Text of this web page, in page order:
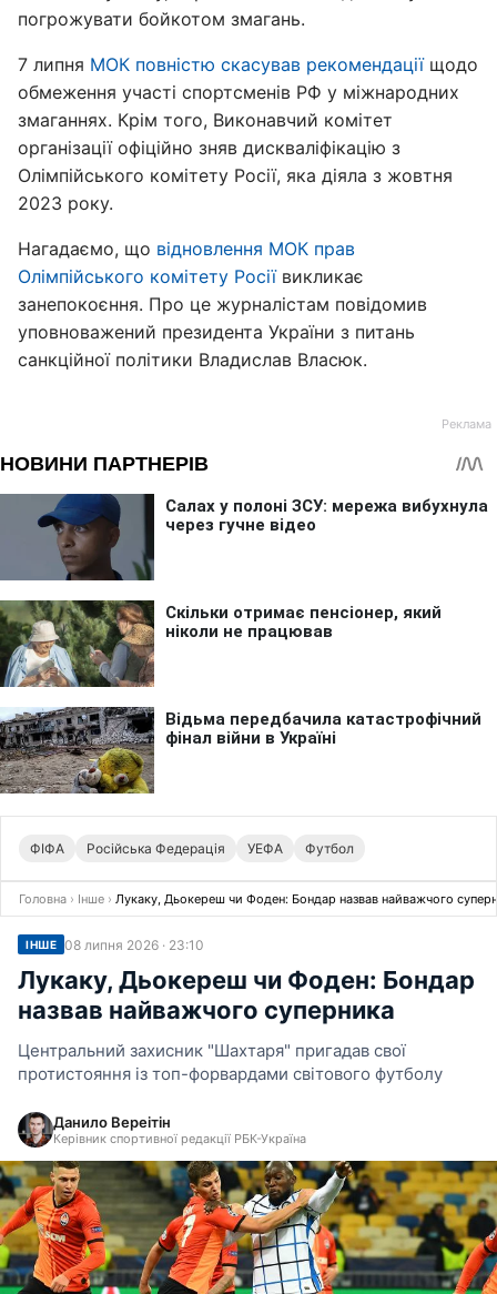
погрожувати бойкотом змагань.
7 липня МОК повністю скасував рекомендаціїщодо
обмеження участі спортсменів РФ у міжнародних
змаганнях. Крім того, Виконавчий комітет
організації офіційно зняв дискваліфікацію з
Олімпійського комітету Росії, яка діяла з жовтня
2023 року.
Нагадаємо, що відновлення МОК прав
Олімпійського комітету Росіївикликає
занепокоєння. Про це журналістам повідомив
уповноважений президента України з питань
санкційної політики Владислав Власюк.
ФІФА Російська Федерація УЕФА Футбол
Головна › Інше › Лукаку, Дьокереш чи Фоден: Бондар назвав найважчого
ІНШЕ 08 липня 2026 · 23:10
Лукаку, Дьокереш чи Фоден: Бондар
назвав найважчого суперника
Центральний захисник "Шахтаря" пригадав свої
протистояння із топ-форвардами світового футболу
Данило Вереітін
Керівник спортивної редакції РБК-Україна